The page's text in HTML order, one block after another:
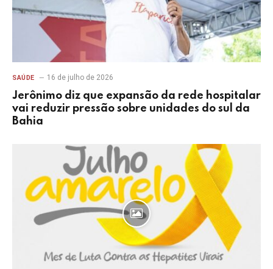
SAÚDE 16 de julho de 2026
Jerônimo diz que expansão da rede hospitalar
vai reduzir pressão sobre unidades do sul da
Bahia